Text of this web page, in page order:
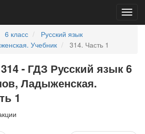
6 класс
Русский язык
Учебник
314. Часть 1
- ГДЗ Русский язык 6
Ладыженская.
1